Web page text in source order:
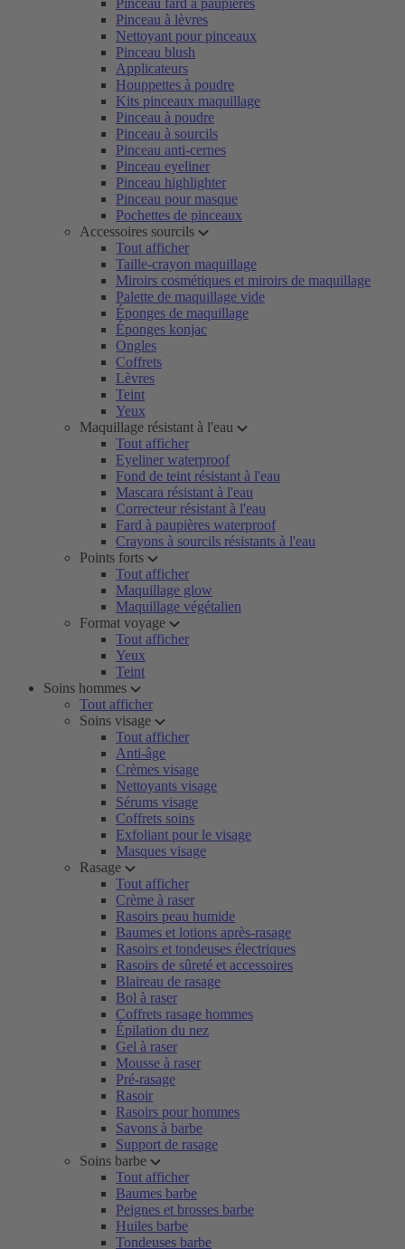
Pinceau fard à paupières
Pinceau à lèvres
Nettoyant pour pinceaux
Pinceau blush
Applicateurs
Houppettes à poudre
Kits pinceaux maquillage
Pinceau à poudre
Pinceau à sourcils
Pinceau anti-cernes
Pinceau eyeliner
Pinceau highlighter
Pinceau pour masque
Pochettes de pinceaux
Accessoires sourcils
Tout afficher
Taille-crayon maquillage
Miroirs cosmétiques et miroirs de maquillage
Palette de maquillage vide
Éponges de maquillage
Éponges konjac
Ongles
Coffrets
Lèvres
Teint
Yeux
Maquillage résistant à l'eau
Tout afficher
Eyeliner waterproof
Fond de teint résistant à l'eau
Mascara résistant à l'eau
Correcteur résistant à l'eau
Fard à paupières waterproof
Crayons à sourcils résistants à l'eau
Points forts
Tout afficher
Maquillage glow
Maquillage végétalien
Format voyage
Tout afficher
Yeux
Teint
Soins hommes
Tout afficher
Soins visage
Tout afficher
Anti-âge
Crèmes visage
Nettoyants visage
Sérums visage
Coffrets soins
Exfoliant pour le visage
Masques visage
Rasage
Tout afficher
Crème à raser
Rasoirs peau humide
Baumes et lotions après-rasage
Rasoirs et tondeuses électriques
Rasoirs de sûreté et accessoires
Blaireau de rasage
Bol à raser
Coffrets rasage hommes
Épilation du nez
Gel à raser
Mousse à raser
Pré-rasage
Rasoir
Rasoirs pour hommes
Savons à barbe
Support de rasage
Soins barbe
Tout afficher
Baumes barbe
Peignes et brosses barbe
Huiles barbe
Tondeuses barbe